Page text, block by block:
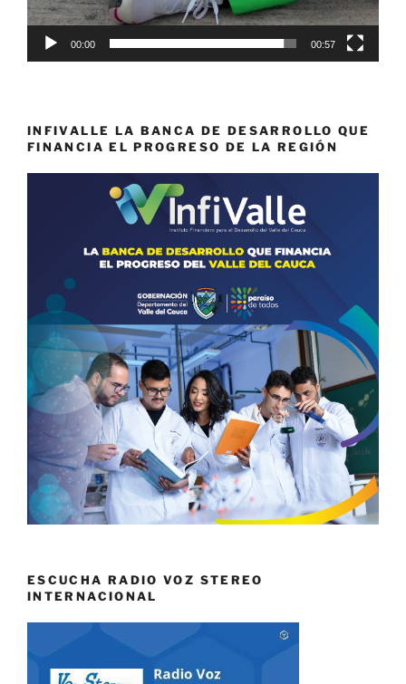
00:00 00:57
INFIVALLE LA BANCA DE DESARROLLO QUE
FINANCIA EL PROGRESO DE LA REGIÓN
ESCUCHA RADIO VOZ STEREO
INTERNACIONAL